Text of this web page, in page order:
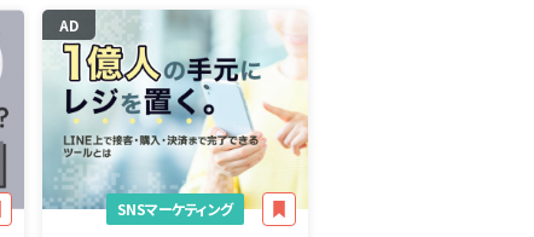
AD
SNSマーケティング